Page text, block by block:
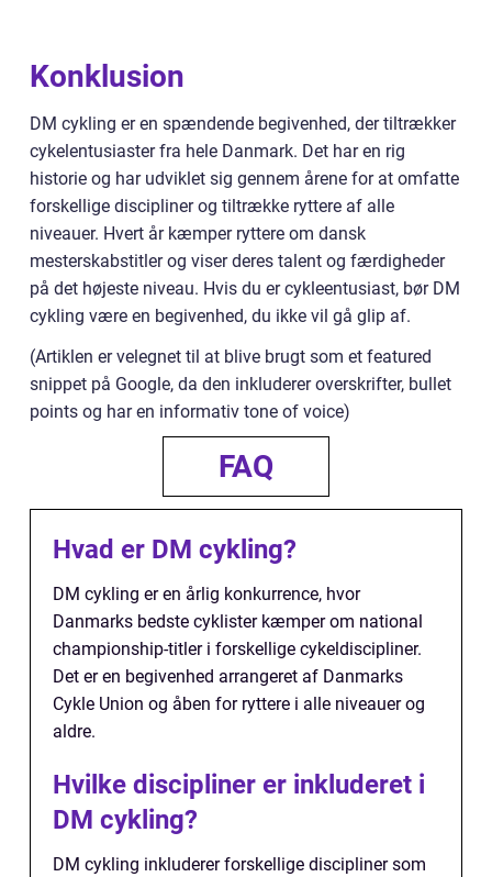
Konklusion
DM cykling er en spændende begivenhed, der tiltrækker
cykelentusiaster fra hele Danmark. Det har en rig
historie og har udviklet sig gennem årene for at omfatte
forskellige discipliner og tiltrække ryttere af alle
niveauer. Hvert år kæmper ryttere om dansk
mesterskabstitler og viser deres talent og færdigheder
på det højeste niveau. Hvis du er cykleentusiast, bør DM
cykling være en begivenhed, du ikke vil gå glip af.
(Artiklen er velegnet til at blive brugt som et featured
snippet på Google, da den inkluderer overskrifter, bullet
points og har en informativ tone of voice)
FAQ
Hvad er DM cykling?
DM cykling er en årlig konkurrence, hvor
Danmarks bedste cyklister kæmper om national
championship-titler i forskellige cykeldiscipliner.
Det er en begivenhed arrangeret af Danmarks
Cykle Union og åben for ryttere i alle niveauer og
aldre.
Hvilke discipliner er inkluderet i
DM cykling?
DM cykling inkluderer forskellige discipliner som